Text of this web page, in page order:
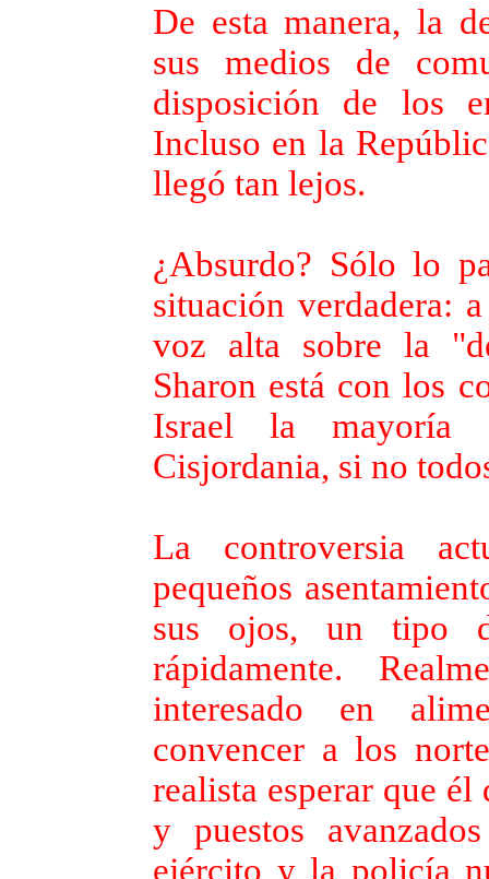
De esta manera, la
sus medios de
disposición de los
Incluso en la
llegó tan lejos.
¿Absurdo? Sólo lo
situación verdadera:
voz alta sobre la
Sharon está con los
Israel la mayoría
Cisjordania, si no
La controversia
pequeños
sus ojos, un tipo
rápidamente.
interesado en
convencer a los
realista esperar que él
y puestos
ejército y la policía